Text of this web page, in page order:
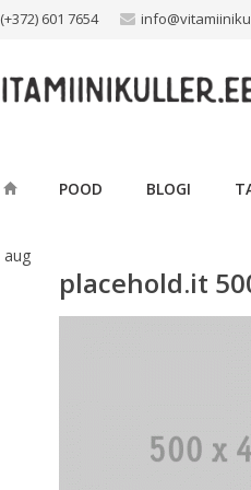
(+372) 601 7654
POOD BLOGI
aug
placehold.it